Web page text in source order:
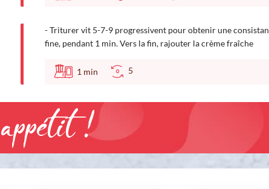
- Triturer vit 5-7-9 progressivent pour obtenir une
fine, pendant 1 min. Vers la fin, rajouter la crème fraîche
1 min 5
!